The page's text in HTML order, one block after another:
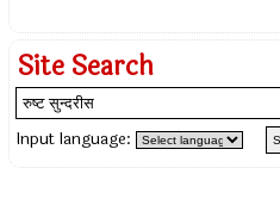
Site Search
Input language: